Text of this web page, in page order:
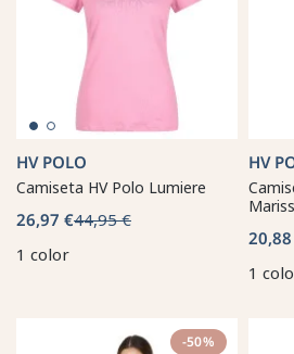
HV POLO
Camiseta HV Polo Lumiere
26,97 €44,95 €
1 color
HV
1
-50%